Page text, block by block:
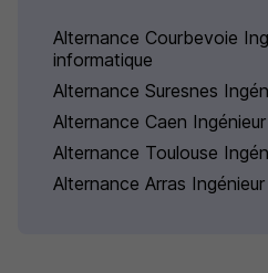
Alternance Courbevoie
informatique
Alternance Suresnes
Alternance Caen
Alternance Toulouse
Alternance Arras